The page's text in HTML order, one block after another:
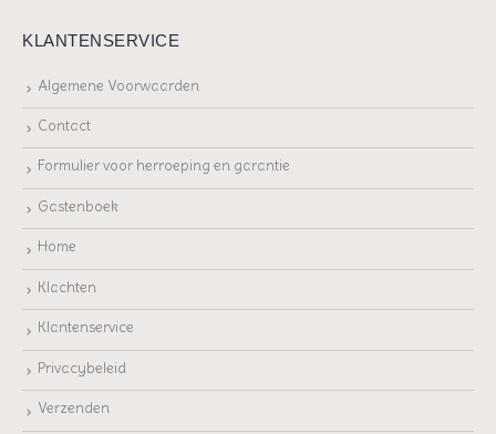
KLANTENSERVICE
Algemene Voorwaarden
Contact
Formulier voor herroeping en garantie
Gastenboek
Home
Klachten
Klantenservice
Privacybeleid
Verzenden